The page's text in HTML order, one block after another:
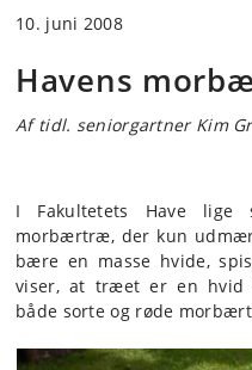
10. juni 2008
Havens
Af tidl. seniorgartner Kim
I Fakultetets Have lige
morbærtræ, der kun
bære en masse hvide,
viser, at træet er en hvid
både sorte og røde